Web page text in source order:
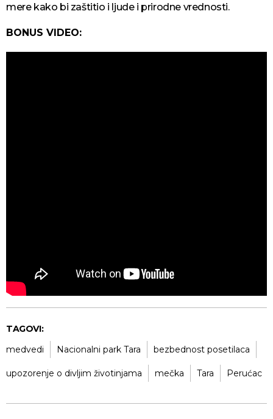
mere kako bi zaštitio i ljude i prirodne vrednosti.
BONUS VIDEO:
TAGOVI:
medvedi
Nacionalni park Tara bezbednost posetilaca
upozorenje o divljim životinjama mečka Tara Perućac